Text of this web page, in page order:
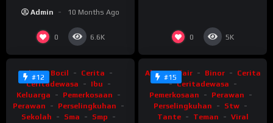
Admin 10 Months Ago
0 6.6K 0 5K
#12
%
Abg Bocil
Cerita
Ceritadewasa
Ibu
Keluarga
Pemerkosaan
Perawan
Perselingkuhan
Sekolah
Sma
Smp
#15
Abg Affair Binor
Cerita
Ceritadewasa
Pemerkosaan
Perawan
Perselingkuhan
Stw
Tante
Teman Viral